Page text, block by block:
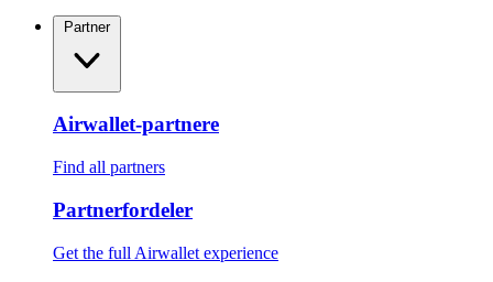
Partner
Airwallet-partnere
Find all partners
Partnerfordeler
Get the full Airwallet experience